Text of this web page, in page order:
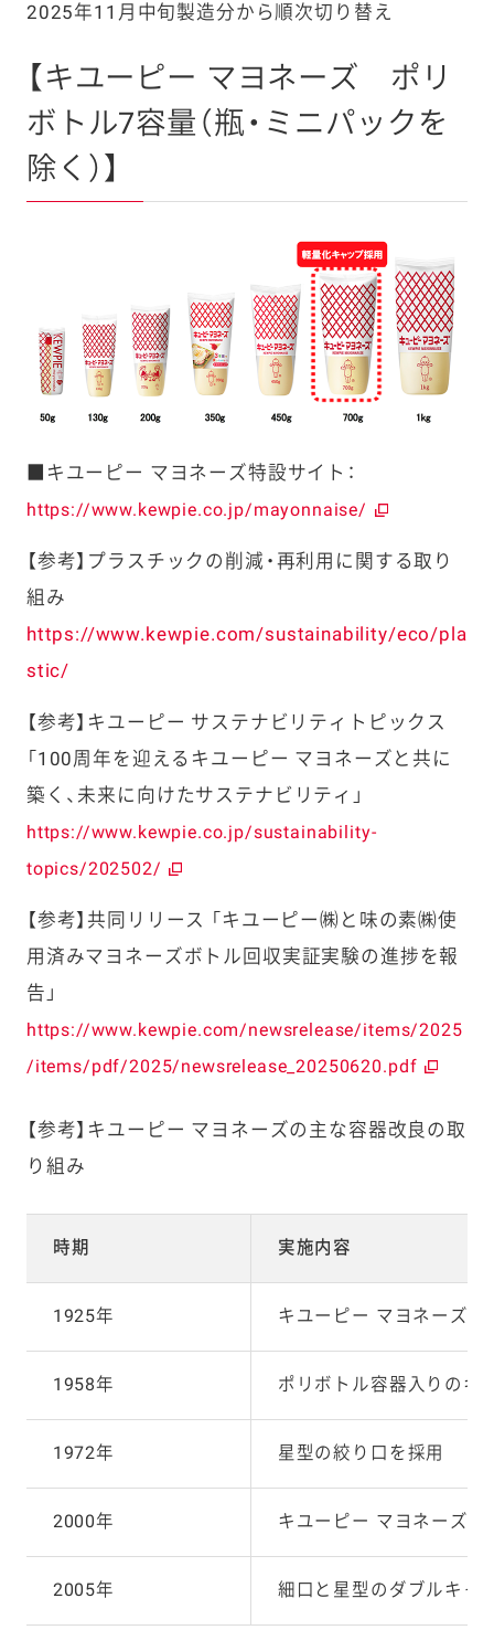
2025年11月中旬製造分から順次切り替え
【キユーピー マヨネーズ ポリ
ボトル7容量（瓶・ミニパックを
除く）】
■キユーピー マヨネーズ特設サイト：
https://www.kewpie.co.jp/mayonnaise/
【参考】プラスチックの削減・再利用に関する取り
組み
https://www.kewpie.com/sustainability/eco/pla
stic/
【参考】キユーピー サステナビリティトピックス
「100周年を迎えるキユーピー マヨネーズと共に
築く、未来に向けたサステナビリティ」
https://www.kewpie.co.jp/sustainability-
topics/202502/
【参考】共同リリース 「キユーピー㈱と味の素㈱使
用済みマヨネーズボトル回収実証実験の進捗を報
告」
https://www.kewpie.com/newsrelease/items/2025
/items/pdf/2025/newsrelease_20250620.pdf
【参考】キユーピー マヨネーズの主な容器改良の取
り組み
時期 実施内容
1925年 キユーピー マヨネーズ（
1958年 ポリボトル容器入りのキ
1972年 星型の絞り口を採用
2000年 キユーピー マヨネーズ（
2005年 細口と星型のダブルキャ